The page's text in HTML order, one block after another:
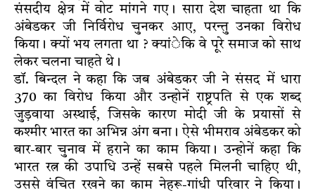
संसदीय क्षेत्र में वोट मांगने गए। सारा देश चाहता था कि
अंबेडकर जी निर्विरोध चुनकर आए, परन्तु उनका विरोध
किया। क्यों भय लगता था ? क्यांेकि वे पूरे समाज को साथ
लेकर चलना चाहते थे।
डाॅ. बिन्दल ने कहा कि जब अंबेडकर जी ने संसद में धारा
370 का विरोध किया और उन्होनें राष्ट्रपति से एक शब्द
जुड़वाया अस्थाई, जिसके कारण मोदी जी के प्रयासों से
कश्मीर भारत का अभिन्न अंग बना। ऐसे भीमराव अंबेडकर को
बार-बार चुनाव में हराने का काम किया। उन्होनें कहा कि
भारत रत्न की उपाधि उन्हें सबसे पहले मिलनी चाहिए थी,
उससे वंचित रखने का काम नेहरू-गांधी परिवार ने किया।